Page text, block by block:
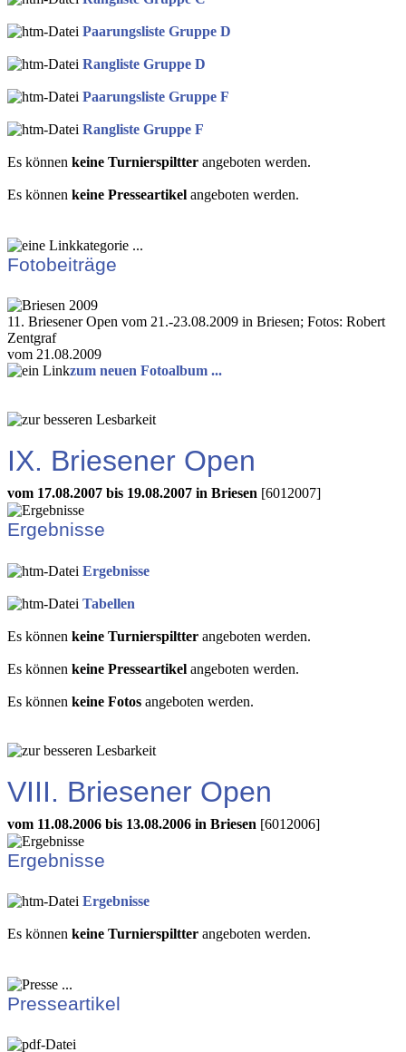
Paarungsliste Gruppe D
Rangliste Gruppe D
Paarungsliste Gruppe F
Rangliste Gruppe F
Es können keine Turnierspiltter angeboten werden.
Es können keine Presseartikel angeboten werden.
Fotobeiträge
11. Briesener Open vom 21.-23.08.2009 in Briesen; Fotos: Robert
Zentgraf
vom 21.08.2009
zum neuen Fotoalbum ...
IX. Briesener Open
vom 17.08.2007 bis 19.08.2007 in Briesen [6012007]
Ergebnisse
Ergebnisse
Tabellen
Es können keine Turnierspiltter angeboten werden.
Es können keine Presseartikel angeboten werden.
Es können keine Fotos angeboten werden.
VIII. Briesener Open
vom 11.08.2006 bis 13.08.2006 in Briesen [6012006]
Ergebnisse
Ergebnisse
Es können keine Turnierspiltter angeboten werden.
Presseartikel